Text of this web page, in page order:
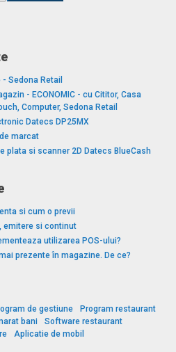
Sedona Retail
- ECONOMIC - cu Cititor, Casa
Computer, Sedona Retail
Datecs DP25MX
marcat
plata si scanner 2D Datecs BlueCash
si cum o previi
emitere si continut
utilizarea POS-ului?
prezente în magazine. De ce?
de gestiune
Program restaurant
bani
Software restaurant
Aplicatie de mobil